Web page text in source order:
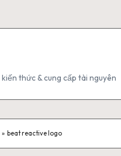
kiến thức & cung cấp tài nguyên
» beat reactive logo